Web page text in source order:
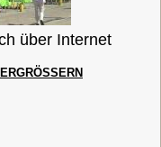
über Internet